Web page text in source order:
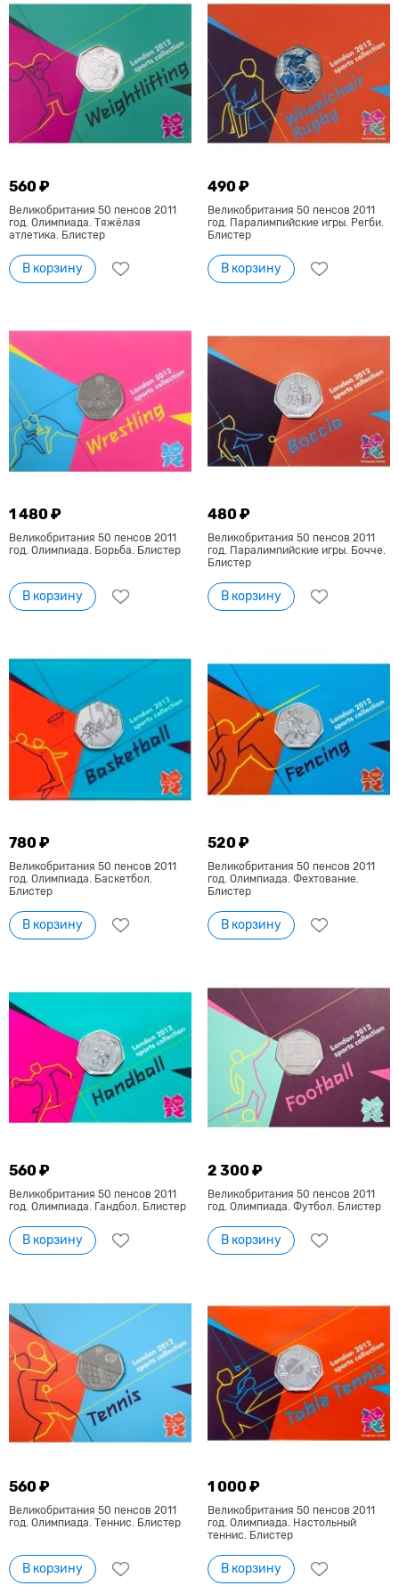
560 ₽
Великобритания 50 пенсов 2011
год. Олимпиада. Тяжёлая
атлетика. Блистер
В корзину
490 ₽
Великобритания 50 пенсов 2011
год. Паралимпийские игры. Регби.
Блистер
В корзину
1 480 ₽
Великобритания 50 пенсов 2011
год. Олимпиада. Борьба. Блистер
В корзину
480 ₽
Великобритания 50 пенсов 2011
год. Паралимпийские игры. Бочче.
Блистер
В корзину
780 ₽
Великобритания 50 пенсов 2011
год. Олимпиада. Баскетбол.
Блистер
В корзину
520 ₽
Великобритания 50 пенсов 2011
год. Олимпиада. Фехтование.
Блистер
В корзину
560 ₽
Великобритания 50 пенсов 2011
год. Олимпиада. Гандбол. Блистер
В корзину
2 300 ₽
Великобритания 50 пенсов 2011
год. Олимпиада. Футбол. Блистер
В корзину
560 ₽
Великобритания 50 пенсов 2011
год. Олимпиада. Теннис. Блистер
В корзину
1 000 ₽
Великобритания 50 пенсов 2011
год. Олимпиада. Настольный
теннис. Блистер
В корзину